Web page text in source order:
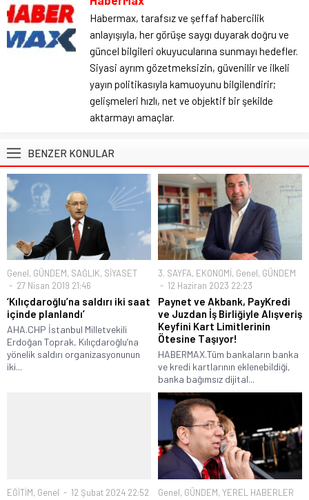
Habermax, tarafsız ve şeffaf habercilik
anlayışıyla, her görüşe saygı duyarak doğru ve
güncel bilgileri okuyucularına sunmayı hedefler.
Siyasi ayrım gözetmeksizin, güvenilir ve ilkeli
yayın politikasıyla kamuoyunu bilgilendirir;
gelişmeleri hızlı, net ve objektif bir şekilde
aktarmayı amaçlar.
BENZER KONULAR
Genel, GÜNDEM, SAĞLIK, SİYASET
27 Nisan 2019 21:46
‘Kılıçdaroğlu’na saldırı iki saat
içinde planlandı’
AHA.CHP İstanbul Milletvekili
Erdoğan Toprak, Kılıçdaroğlu’na
yönelik saldırı organizasyonunun
iki...
3. SAYFA, EKONOMİ, Genel, GÜNDEM
12 Haziran 2023 22:23
Paynet ve Akbank, PayKredi
ve Juzdan İş Birliğiyle Alışveriş
Keyfini Kart Limitlerinin
Ötesine Taşıyor!
HABERMAX.Tüm bankaların banka
ve kredi kartlarının eklenebildiği,
banka bağımsız dijital...
EĞİTİM, Genel 12 Şubat 2024 22:52 Genel, GÜNDEM, YEREL HABERLER